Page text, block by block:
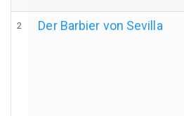
2 Der Barbier von Sevilla